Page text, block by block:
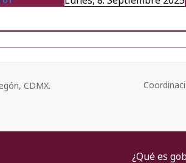
CDMX.
¿Qué es